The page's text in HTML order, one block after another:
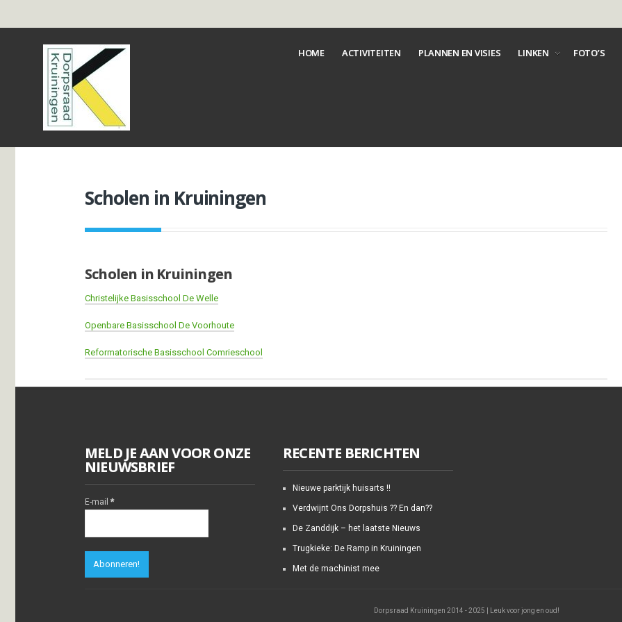
HOME ACTIVITEITEN PLANNEN EN VISIES LINKEN FOTO’S
Scholen in Kruiningen
Scholen in Kruiningen
Christelijke Basisschool De Welle
Openbare Basisschool De Voorhoute
Reformatorische Basisschool Comrieschool
MELD JE AAN VOOR ONZE
NIEUWSBRIEF
E-mail*
RECENTE BERICHTEN
Nieuwe parktijk huisarts !!
Verdwijnt Ons Dorpshuis ?? En dan??
De Zanddijk – het laatste Nieuws
Trugkieke: De Ramp in Kruiningen
Met de machinist mee
Dorpsraad Kruiningen 2014 - 2025 | Leuk voor jong en oud!